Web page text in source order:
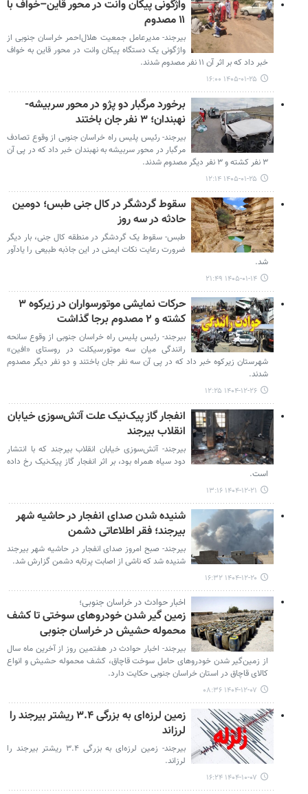
واژگونی پیکان وانت در محور قاین–خواف با
۱۱ مصدوم
بیرجند- مدیرعامل جمعیت هلال‌احمر خراسان جنوبی از
واژگونی یک دستگاه پیکان وانت در محور قاین به خواف
خبر داد که بر اثر آن ۱۱ نفر مصدوم شدند.
۱۴۰۵-۰۱-۲۵ ۱۶:۰۰
برخورد مرگبار دو پژو در محور سربیشه-
نهبندان؛ ۳ نفر جان باختند
بیرجند- رئیس پلیس راه خراسان جنوبی از وقوع تصادف
مرگبار در محور سربیشه به نهبندان خبر داد که در پی آن
۳ نفر کشته و ۳ نفر دیگر مصدوم شدند.
۱۴۰۵-۰۱-۲۵ ۱۲:۱۴
سقوط گردشگر در کال جنی طبس؛ دومین
حادثه در سه روز
طبس- سقوط یک گردشگر در منطقه کال جنی، بار دیگر
ضرورت رعایت نکات ایمنی در این جاذبه طبیعی را یادآور
شد.
۱۴۰۵-۰۱-۱۴ ۲۱:۴۹
حرکات نمایشی موتورسواران در زیرکوه ۳
کشته و ۲ مصدوم برجا گذاشت
بیرجند- رئیس پلیس راه خراسان جنوبی از وقوع سانحه
رانندگی میان سه موتورسیکلت در روستای «افین»
شهرستان زیرکوه خبر داد که در پی آن سه نفر جان باختند و دو نفر دیگر مصدوم
شدند.
۱۴۰۴-۱۲-۲۶ ۱۲:۲۵
انفجار گاز پیک‌نیک علت آتش‌سوزی خیابان
انقلاب بیرجند
بیرجند- آتش‌سوزی خیابان انقلاب بیرجند که با انتشار
دود سیاه همراه بود، بر اثر انفجار گاز پیک‌نیک رخ داده
است.
۱۴۰۴-۱۲-۲۱ ۱۳:۱۶
شنیده شدن صدای انفجار در حاشیه شهر
بیرجند؛ فقر اطلاعاتی دشمن
بیرجند- صبح امروز صدای انفجار در حاشیه شهر بیرجند
شنیده شد که ناشی از اصابت پرتابه دشمن گزارش شد.
۱۴۰۴-۱۲-۲۰ ۱۶:۳۲
اخبار حوادث در خراسان جنوبی؛
زمین گیر شدن خودروهای سوختی تا کشف
محموله حشیش در خراسان جنوبی
بیرجند- اخبار حوادث در هفتمین روز از آخرین ماه سال
از زمین‌گیر شدن خودروهای حامل سوخت قاچاق، کشف محموله حشیش و انواع
کالای قاچاق در استان خراسان جنوبی حکایت دارد.
۱۴۰۴-۱۲-۰۷ ۰۸:۳۶
زمین لرزه‌ای به بزرگی ۳.۴ ریشتر بیرجند را
لرزاند
بیرجند- زمین لرزه‌ای به بزرگی ۳.۴ ریشتر بیرجند را
لرزاند.
۱۴۰۴-۱۰-۰۷ ۱۶:۲۴